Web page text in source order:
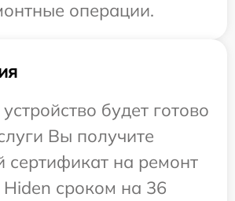
операции.
будет готово
Вы получите
на ремонт
Hiden сроком на 36